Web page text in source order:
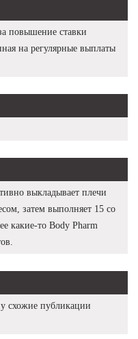
повышение ставки
на регулярные выплаты
выкладывает плечи
затем выполняет 15 со
какие-то Body Pharm
схожие публикации